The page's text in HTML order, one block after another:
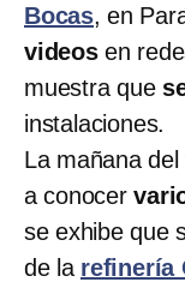
Bocas, en
videosen
muestra que
instalaciones.
La mañana
a conocer
se exhibe que
de la refinería